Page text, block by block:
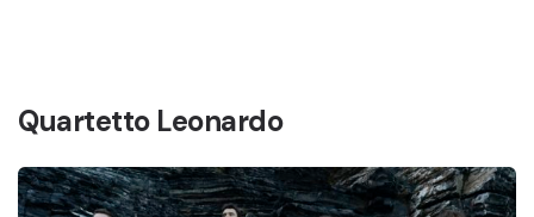
Quartetto Leonardo